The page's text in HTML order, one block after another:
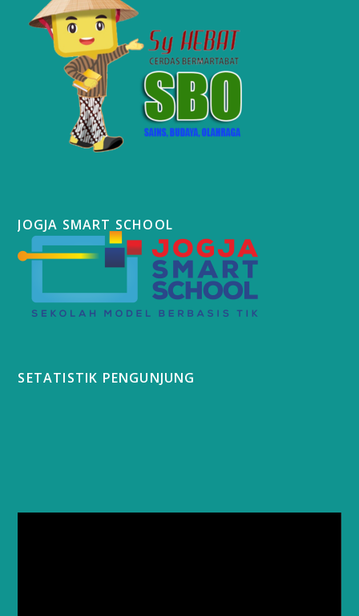
JOGJA SMART SCHOOL
SETATISTIK PENGUNJUNG